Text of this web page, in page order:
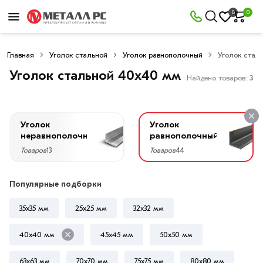
0 0
Главная Уголок стальной Уголок равнополочный Уголок
Уголок стальной 40х40 мм Найдено товаров: 3
Уголок
неравнополочный
Товаров13
Уголок
равнополочный
Товаров44
Популярные подборки
35х35 мм 25х25 мм 32х32 мм
40х40 мм 45х45 мм 50х50 мм
63х63 мм 70х70 мм 75х75 мм 80х80 мм
Фильтры
×
Со
скидкой
Цена
руб.
мм